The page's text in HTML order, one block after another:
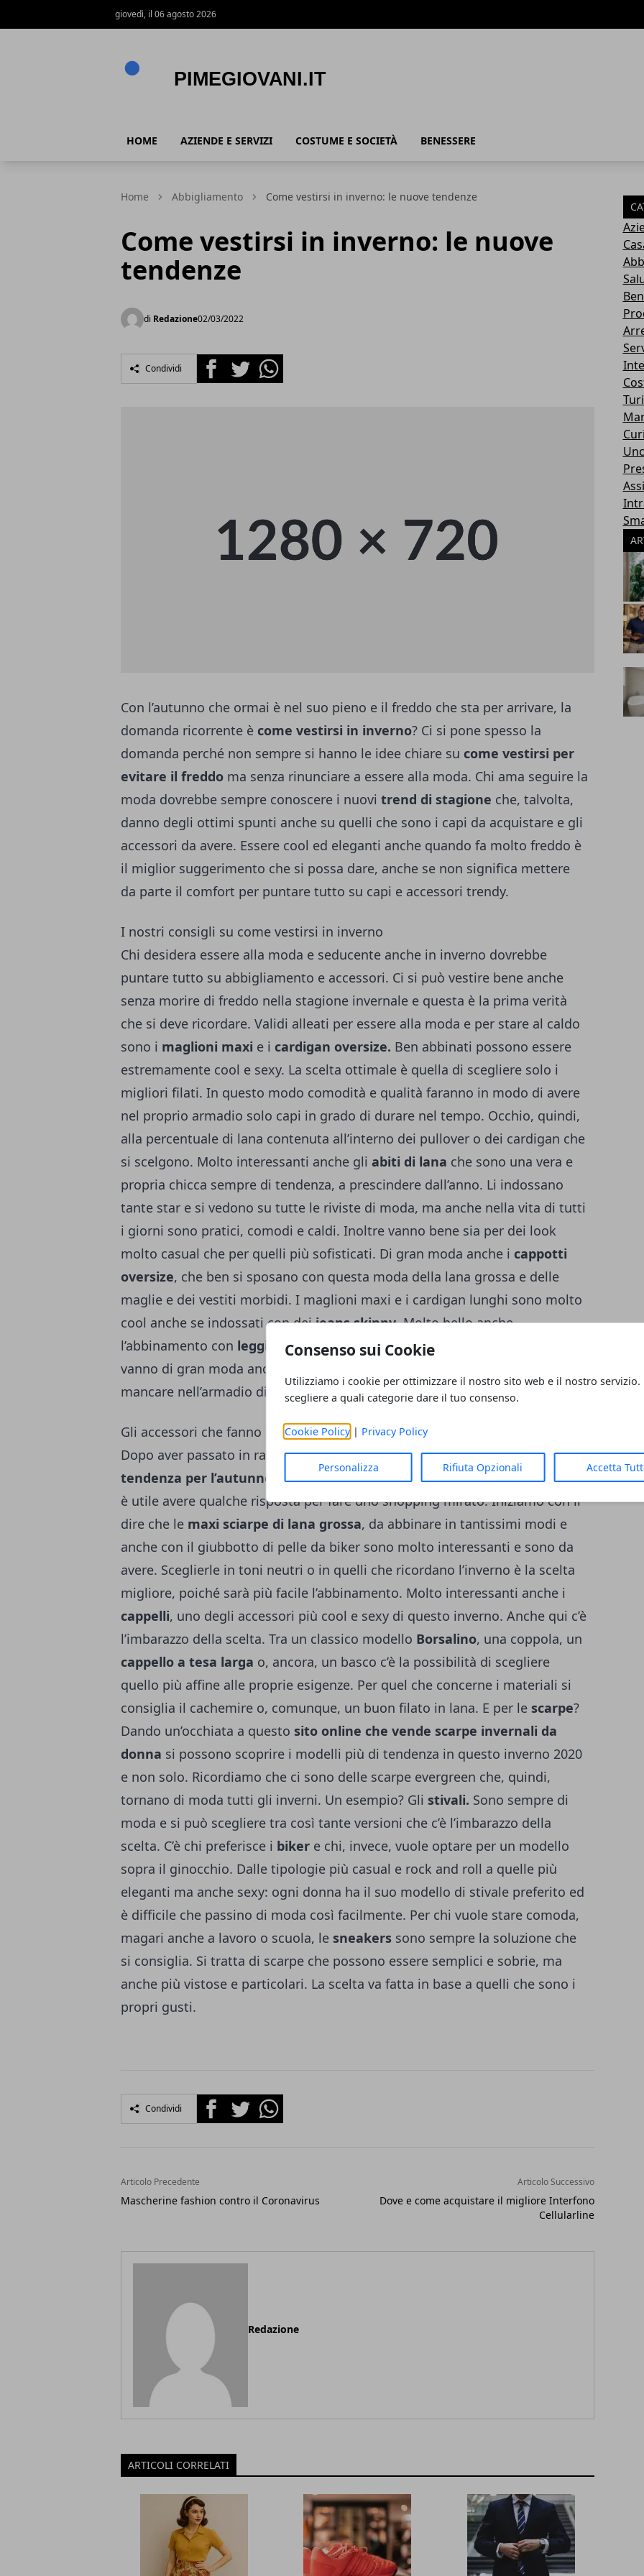
Consenso sui Cookie
Utilizziamo i cookie per ottimizzare il nostro sito web e il nostro servizio.
scegliere a quali categorie dare il tuo consenso.
Cookie Policy| Privacy Policy
Personalizza Rifiuta Opzionali Accetta
giovedì, il 06 agosto 2026
HOME AZIENDE E SERVIZI COSTUME E SOCIETÀ BENESSERE
Home Abbigliamento Come vestirsi in inverno: le nuove tendenze
Come vestirsi in inverno: le nuove
tendenze
di Redazione02/03/2022
Condividi FacebookTwitterWhatsapp
Con l’autunno che ormai è nel suo pieno e il freddo che sta per arrivare, la
domanda ricorrente è come vestirsi in inverno? Ci si pone spesso la
domanda perché non sempre si hanno le idee chiare su come vestirsi per
evitare il freddo ma senza rinunciare a essere alla moda. Chi ama seguire la
moda dovrebbe sempre conoscere i nuovi trend di stagione che, talvolta,
danno degli ottimi spunti anche su quelli che sono i capi da acquistare e gli
accessori da avere. Essere cool ed eleganti anche quando fa molto freddo è
il miglior suggerimento che si possa dare, anche se non significa mettere
da parte il comfort per puntare tutto su capi e accessori trendy.
I nostri consigli su come vestirsi in inverno
Chi desidera essere alla moda e seducente anche in inverno dovrebbe
puntare tutto su abbigliamento e accessori. Ci si può vestire bene anche
senza morire di freddo nella stagione invernale e questa è la prima verità
che si deve ricordare. Validi alleati per essere alla moda e per stare al caldo
sono i maglioni maxi e i cardigan oversize. Ben abbinati possono essere
estremamente cool e sexy. La scelta ottimale è quella di scegliere solo i
migliori filati. In questo modo comodità e qualità faranno in modo di avere
nel proprio armadio solo capi in grado di durare nel tempo. Occhio, quindi,
alla percentuale di lana contenuta all’interno dei pullover o dei cardigan che
si scelgono. Molto interessanti anche gli abiti di lana che sono una vera e
propria chicca sempre di tendenza, a prescindere dall’anno. Li indossano
tante star e si vedono su tutte le riviste di moda, ma anche nella vita di tutti
i giorni sono pratici, comodi e caldi. Inoltre vanno bene sia per dei look
molto casual che per quelli più sofisticati. Di gran moda anche i cappotti
oversize, che ben si sposano con questa moda della lana grossa e delle
maglie e dei vestiti morbidi. I maglioni maxi e i cardigan lunghi sono molto
cool anche se indossati con deijeans skinny. Molto bello anche
l’abbinamento con leggins di pelleo di camoscio. Si tratta di materiali che
vanno di gran moda anche in questa stagione invernale e che non possono
mancare nell’armadio di ogni fashion lover.
Gli accessori che fanno la differenza
Dopo aver passato in rassegna i vestiti, quali sono gliaccessori di
tendenza per l’autunno
? Anche questa domanda se la pongono in tante ed
è utile avere qualche risposta per fare uno shopping mirato. Iniziamo con il
dire che le maxi sciarpe di lana grossa, da abbinare in tantissimi modi e
anche con il giubbotto di pelle da biker sono molto interessanti e sono da
avere. Sceglierle in toni neutri o in quelli che ricordano l’inverno è la scelta
migliore, poiché sarà più facile l’abbinamento. Molto interessanti anche i
cappelli, uno degli accessori più cool e sexy di questo inverno. Anche qui c’è
l’imbarazzo della scelta. Tra un classico modello Borsalino, una coppola, un
cappello a tesa larga o, ancora, un basco c’è la possibilità di scegliere
quello più affine alle proprie esigenze. Per quel che concerne i materiali si
consiglia il cachemire o, comunque, un buon filato in lana. E per le scarpe?
Dando un’occhiata a questo sito online che vende scarpe invernali da
donna si possono scoprire i modelli più di tendenza in questo inverno 2020
e non solo. Ricordiamo che ci sono delle scarpe evergreen che, quindi,
tornano di moda tutti gli inverni. Un esempio? Gli stivali. Sono sempre di
moda e si può scegliere tra così tante versioni che c’è l’imbarazzo della
scelta. C’è chi preferisce i biker e chi, invece, vuole optare per un modello
sopra il ginocchio. Dalle tipologie più casual e rock and roll a quelle più
eleganti ma anche sexy: ogni donna ha il suo modello di stivale preferito ed
è difficile che passino di moda così facilmente. Per chi vuole stare comoda,
magari anche a lavoro o scuola, le sneakers sono sempre la soluzione che
si consiglia. Si tratta di scarpe che possono essere semplici e sobrie, ma
anche più vistose e particolari. La scelta va fatta in base a quelli che sono i
propri gusti.
Condividi FacebookTwitterWhatsapp
Articolo Precedente
Mascherine fashion contro il Coronavirus
Articolo Successivo
Dove e come acquistare il migliore Interfono
Cellularline
Redazione
ARTICOLI CORRELATI